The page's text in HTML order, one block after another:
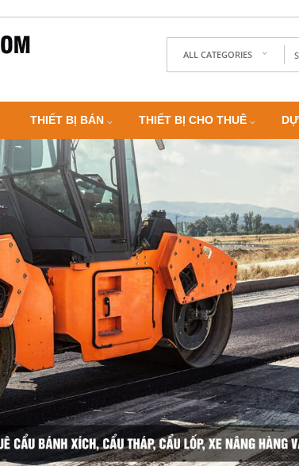
ALL CATEGORIES
THIẾT BỊ BÁN THIẾT BỊ CHO THUÊ